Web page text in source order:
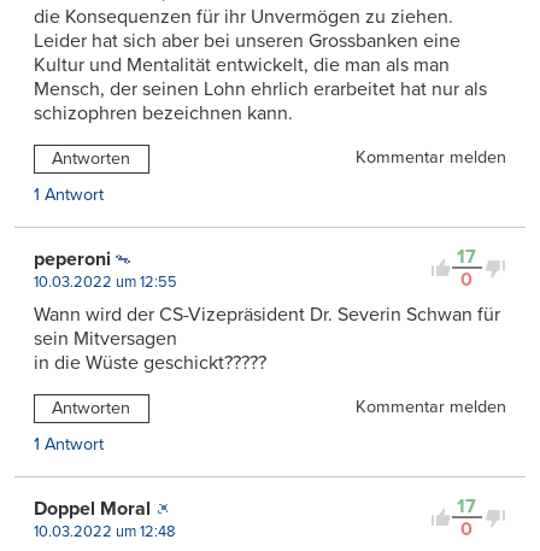
die Konsequenzen für ihr Unvermögen zu ziehen.
Leider hat sich aber bei unseren Grossbanken eine
Kultur und Mentalität entwickelt, die man als man
Mensch, der seinen Lohn ehrlich erarbeitet hat nur als
schizophren bezeichnen kann.
Antworten
Kommentar melden
1 Antwort
17
0
peperoni
10.03.2022 um 12:55
Wann wird der CS-Vizepräsident Dr. Severin Schwan für
sein Mitversagen
in die Wüste geschickt?????
Antworten
Kommentar melden
1 Antwort
17
0
Doppel Moral
10.03.2022 um 12:48